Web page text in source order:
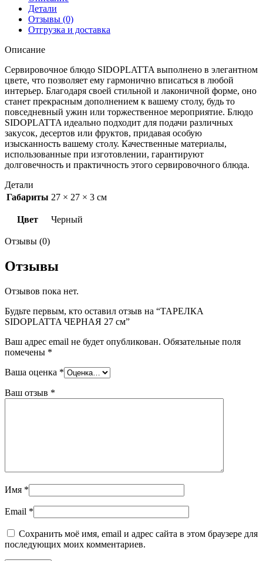
Детали
Отзывы (0)
Отгрузка и доставка
Описание
Сервировочное блюдо SIDOPLATTA выполнено в элегантном
цвете, что позволяет ему гармонично вписаться в любой
интерьер. Благодаря своей стильной и лаконичной форме, оно
станет прекрасным дополнением к вашему столу, будь то
повседневный ужин или торжественное мероприятие. Блюдо
SIDOPLATTA идеально подходит для подачи различных
закусок, десертов или фруктов, придавая особую
изысканность вашему столу. Качественные материалы,
использованные при изготовлении, гарантируют
долговечность и практичность этого сервировочного блюда.
Детали
Габариты 27 × 27 × 3 см
Цвет Черный
Отзывы (0)
Отзывы
Отзывов пока нет.
Будьте первым, кто оставил отзыв на “ТАРЕЛКА
SIDOPLATTA ЧЕРНАЯ 27 см”
Ваш адрес email не будет опубликован. Обязательные поля
помечены *
Ваша оценка *
Ваш отзыв *
Имя *
Email *
Сохранить моё имя, email и адрес сайта в этом браузере для
последующих моих комментариев.